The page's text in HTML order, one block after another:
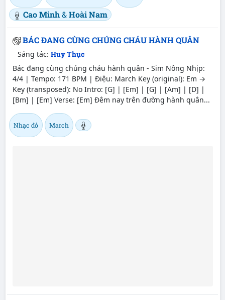
Cao Minh&Hoài Nam
BÁC ĐANG CÙNG CHÚNG CHÁU HÀNH QUÂN
Sáng tác: Huy Thục
Bác đang cùng chúng cháu hành quân - Sim Nông Nhịp:
4/4 | Tempo: 171 BPM | Điệu: March Key (original): Em →
Key (transposed): No Intro: [G] | [Em] | [G] | [Am] | [D] |
[Bm] | [Em] Verse: [Em] Đêm nay trên đường hành quân...
Nhạc đỏ March